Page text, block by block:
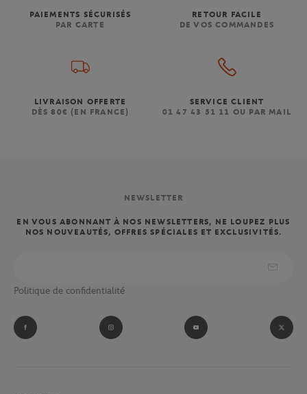
PAIEMENTS SÉCURISÉS
PAR CARTE
RETOUR FACILE
DE VOS COMMANDES
LIVRAISON OFFERTE
DÈS 80€ (EN FRANCE)
SERVICE CLIENT
01 47 43 51 11 OU PAR MAIL
NEWSLETTER
EN VOUS ABONNANT À NOS NEWSLETTERS, NE LOUPEZ PLUS
NOS NOUVEAUTÉS, OFFRES SPÉCIALES ET EXCLUSIVITÉS.
Politique de confidentialité